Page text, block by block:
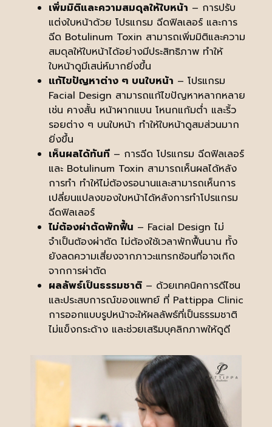
เพิ่มมิติและความสมดุลให้ใบหน้า – การปรับ
แต่งใบหน้าด้วย โปรแกรม ฉีดฟิลเลอร์ และการ
ฉีด Botulinum Toxin สามารถเพิ่มมิติและความ
สมดุลให้ใบหน้าได้อย่างมีประสิทธิภาพ ทำให้
ใบหน้าดูมีเสน่ห์มากยิ่งขึ้น
แก้ไขปัญหาต่าง ๆ บนใบหน้า – โปรแกรม
Facial Design สามารถแก้ไขปัญหาหลากหลาย
เช่น คางสั้น หน้าผากแบน โหนกแก้มต่ำ และริ้ว
รอยต่าง ๆ บนใบหน้า ทำให้ใบหน้าดูสมส่วนมาก
ยิ่งขึ้น
เห็นผลได้ทันที – การฉีด โปรแกรม ฉีดฟิลเลอร์
และ Botulinum Toxin สามารถเห็นผลได้หลัง
การทำ ทำให้ไม่ต้องรอนานและสามารถเห็นการ
เปลี่ยนแปลงของใบหน้าได้หลังการทำโปรแกรม
ฉีดฟิลเลอร์
ไม่ต้องผ่าตัดพักฟื้น – Facial Design ไม่
จำเป็นต้องผ่าตัด ไม่ต้องใช้เวลาพักฟื้นนาน ทั้ง
ยังลดความเสี่ยงจากภาวะแทรกซ้อนที่อาจเกิด
จากการผ่าตัด
ผลลัพธ์เป็นธรรมชาติ – ด้วยเทคนิคการดีไซน
และประสบการณ์ของแพทย์ ที่ Pattippa Clinic
การออกแบบรูปหน้าจะให้ผลลัพธ์ที่เป็นธรรมชาติ
ไม่แข็งกระด้าง และช่วยเสริมบุคลิกภาพให้ดูดี